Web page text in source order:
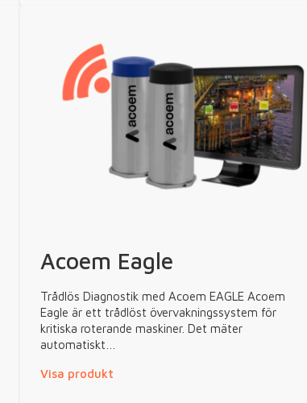
Acoem Eagle
Trådlös Diagnostik med Acoem EAGLE Acoem
Eagle är ett trådlöst övervakningssystem för
kritiska roterande maskiner. Det mäter
automatiskt…
Visa produkt